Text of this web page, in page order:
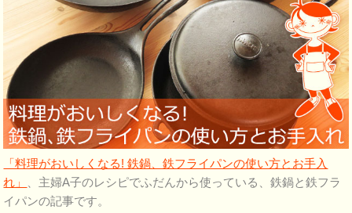
「料理がおいしくなる! 鉄鍋、鉄フライパンの使い方とお手入
れ」
、主婦A子のレシピでふだんから使っている、鉄鍋と鉄フラ
イパンの記事です。